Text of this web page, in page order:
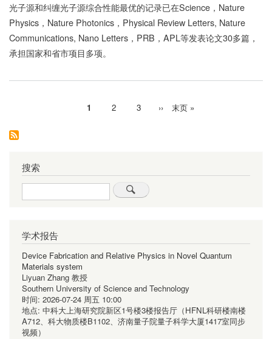
光子源和纠缠光子源综合性能最优的记录已在Science，Nature
Physics，Nature Photonics，Physical Review Letters, Nature
Communications, Nano Letters，PRB，APL等发表论文30多篇，
承担国家和省市项目多项。
页
当1 Page
2 Page
3
下
››
末
末页 »
搜索
Search
学术报告
Device Fabrication and Relative Physics in Novel Quantum
Materials system
Liyuan Zhang 教授
Southern University of Science and Technology
时间: 2026-07-24 周五 10:00
地点: 中科大上海研究院新区1号楼3楼报告厅（HFNL科研楼南楼
A712、科大物质楼B1102、济南量子院量子科学大厦1417室同步
视频）